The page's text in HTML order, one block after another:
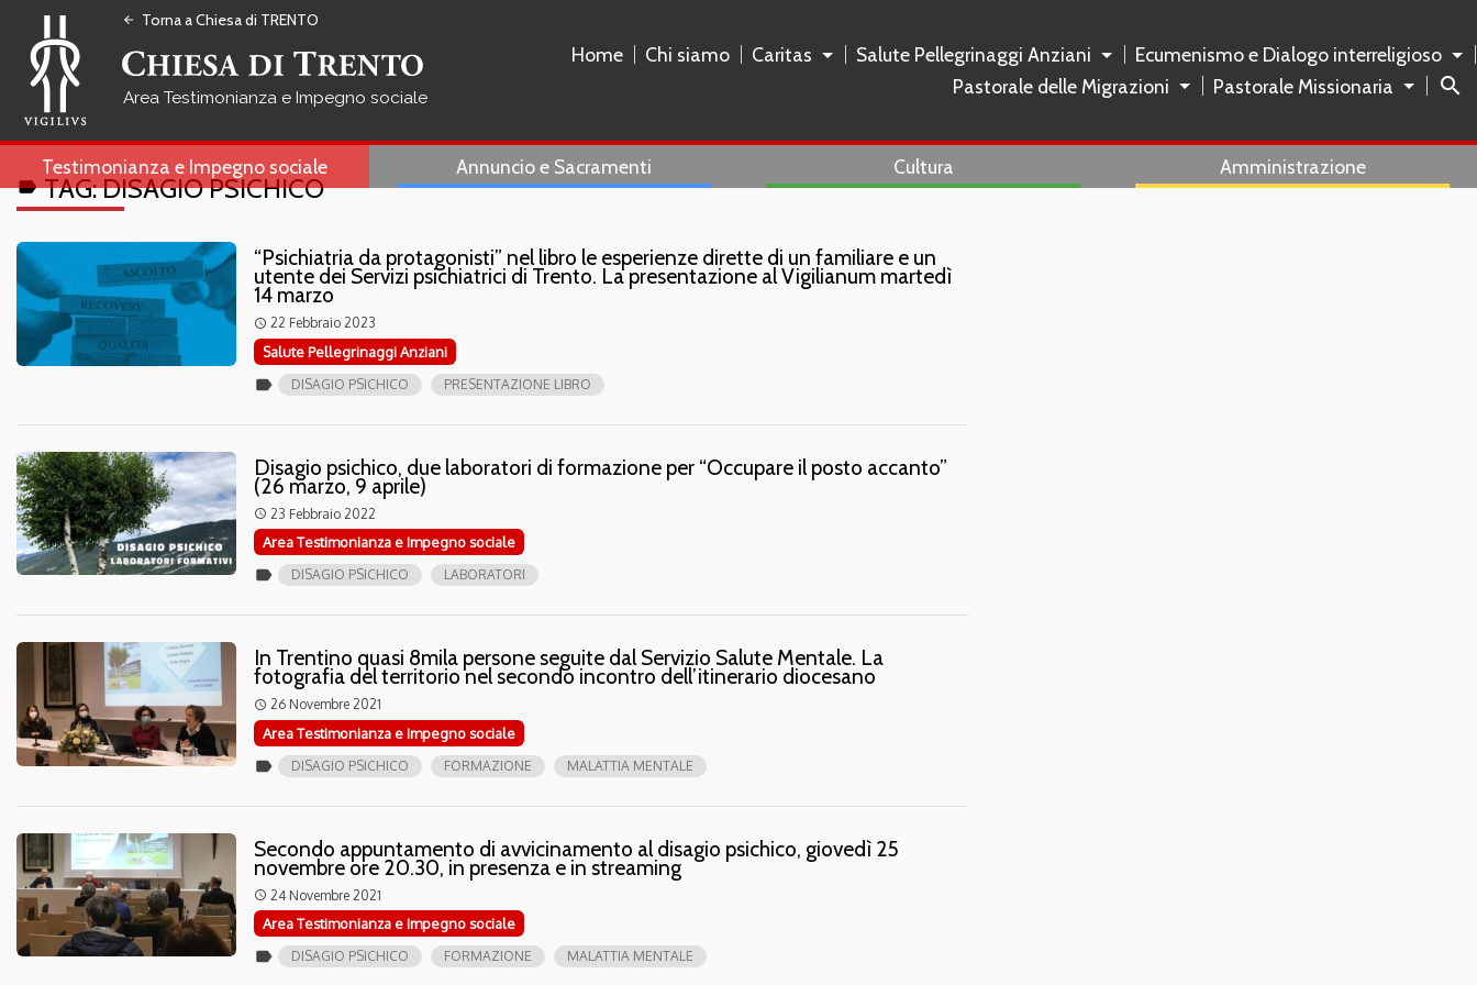
arrow_back Torna a Chiesa di TRENTO
Testimonianza e Impegno sociale
Home Chi siamo Caritas Salute Pellegrinaggi Anziani
Ecumenismo e Dialogo interreligioso
Pastorale delle Migrazioni
Pastorale Missionaria search
Testimonianza e Impegno sociale Annuncio e Sacramenti Cultura Amministrazione
labelTAG:DISAGIO PSICHICO
“Psichiatria da protagonisti” nel libro le esperienze dirette di un familiare e un
utente dei Servizi psichiatrici di Trento. La presentazione al Vigilianum martedì
14 marzo
access_time 22 Febbraio 2023
Salute Pellegrinaggi Anziani
label DISAGIO PSICHICO PRESENTAZIONE LIBRO
Disagio psichico, due laboratori di formazione per “Occupare il posto accanto”
(26 marzo, 9 aprile)
access_time 23 Febbraio 2022
Area Testimonianza e Impegno sociale
label DISAGIO PSICHICO LABORATORI
In Trentino quasi 8mila persone seguite dal Servizio Salute Mentale. La
fotografia del territorio nel secondo incontro dell’itinerario diocesano
access_time 26 Novembre 2021
Area Testimonianza e Impegno sociale
label DISAGIO PSICHICO FORMAZIONE MALATTIA MENTALE
Secondo appuntamento di avvicinamento al disagio psichico, giovedì 25
novembre ore 20.30, in presenza e in streaming
access_time 24 Novembre 2021
Area Testimonianza e Impegno sociale
label DISAGIO PSICHICO FORMAZIONE MALATTIA MENTALE